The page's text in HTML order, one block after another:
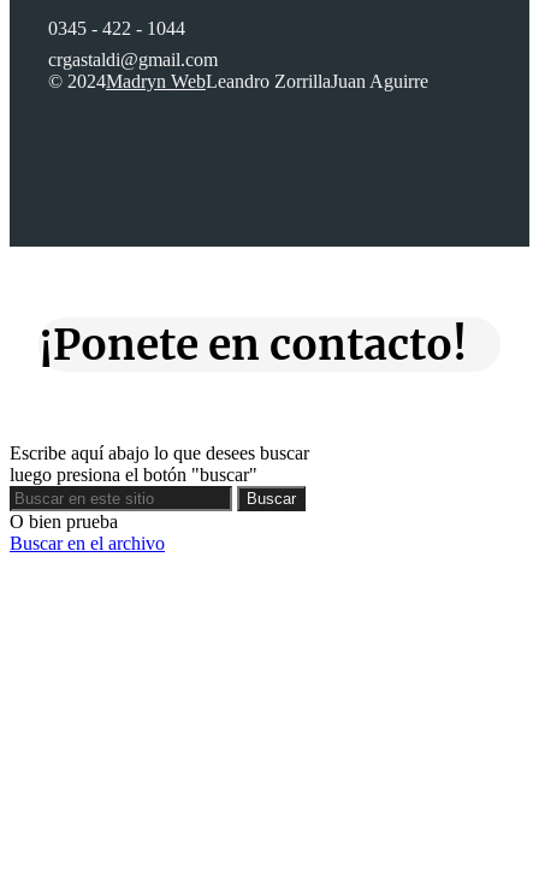
0345 - 422 - 1044
crgastaldi@gmail.com
© 2024Madryn WebLeandro ZorrillaJuan Aguirre
¡Ponete en contacto!
Escribe aquí abajo lo que desees buscar
luego presiona el botón "buscar"
Buscar
Buscar
O bien prueba
Buscar en el archivo